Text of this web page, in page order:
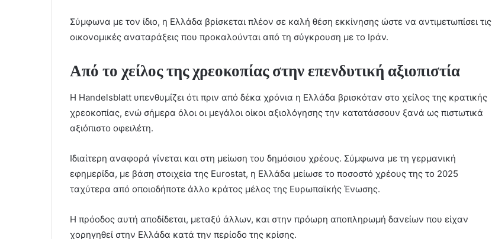
Σύμφωνα με τον ίδιο, η Ελλάδα βρίσκεται πλέον σε καλή θέση εκκίνησης ώστε να αντιμετωπίσει τις
οικονομικές αναταράξεις που προκαλούνται από τη σύγκρουση με το Ιράν.
Από το χείλος της χρεοκοπίας στην επενδυτική αξιοπιστία
Η Handelsblatt υπενθυμίζει ότι πριν από δέκα χρόνια η Ελλάδα βρισκόταν στο χείλος της κρατικής
χρεοκοπίας, ενώ σήμερα όλοι οι μεγάλοι οίκοι αξιολόγησης την κατατάσσουν ξανά ως πιστωτικά
αξιόπιστο οφειλέτη.
Ιδιαίτερη αναφορά γίνεται και στη μείωση του δημόσιου χρέους. Σύμφωνα με τη γερμανική
εφημερίδα, με βάση στοιχεία της Eurostat, η Ελλάδα μείωσε το ποσοστό χρέους της το 2025
ταχύτερα από οποιοδήποτε άλλο κράτος μέλος της Ευρωπαϊκής Ένωσης.
Η πρόοδος αυτή αποδίδεται, μεταξύ άλλων, και στην πρόωρη αποπληρωμή δανείων που είχαν
χορηγηθεί στην Ελλάδα κατά την περίοδο της κρίσης.